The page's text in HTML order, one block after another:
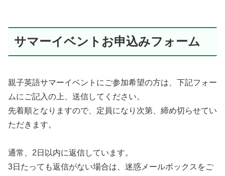
サマーイベントお申込みフォーム
親子英語サマーイベントにご参加希望の方は、下記フォー
ムにご記入の上、送信してください。
先着順となりますので、定員になり次第、締め切らせてい
ただきます。
通常、2日以内に返信しています。
3日たっても返信がない場合は、迷惑メールボックスをご